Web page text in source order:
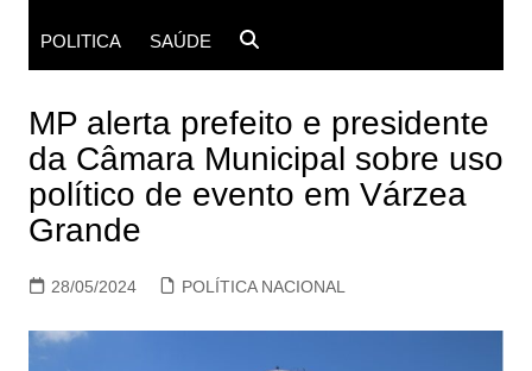
POLITICA SAÚDE
MP alerta prefeito e presidente
da Câmara Municipal sobre uso
político de evento em Várzea
Grande
28/05/2024 POLÍTICA NACIONAL